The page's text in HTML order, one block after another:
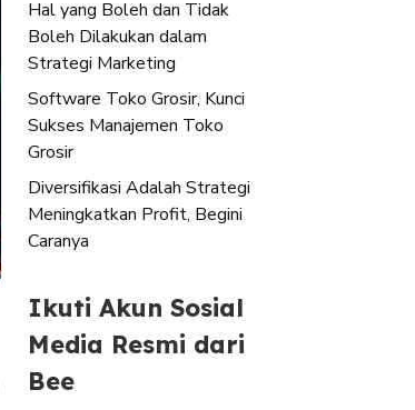
Hal yang Boleh dan Tidak
Boleh Dilakukan dalam
Strategi Marketing
Software Toko Grosir, Kunci
Sukses Manajemen Toko
Grosir
Diversifikasi Adalah Strategi
Meningkatkan Profit, Begini
Caranya
Ikuti Akun Sosial
Media Resmi dari
Bee